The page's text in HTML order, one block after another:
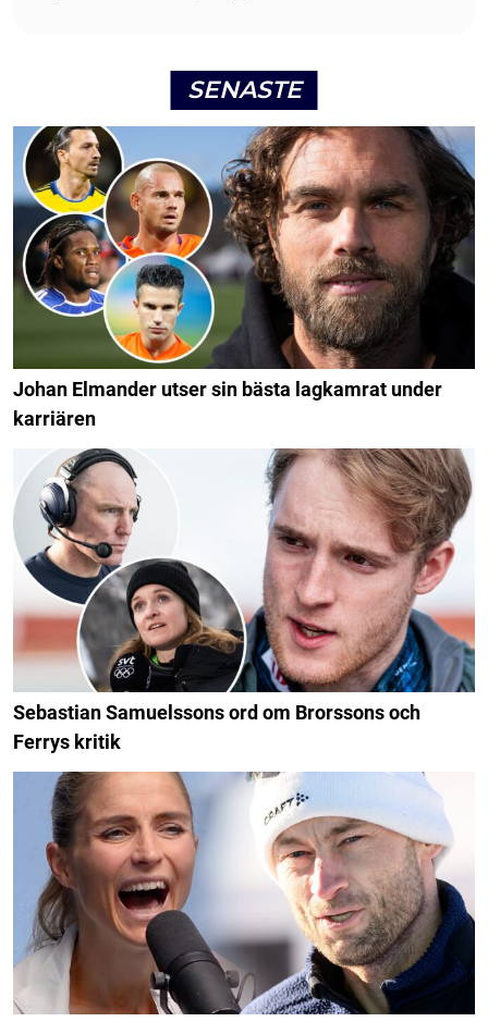
SENASTE
Johan Elmander utser sin bästa lagkamrat under
karriären
Sebastian Samuelssons ord om Brorssons och
Ferrys kritik